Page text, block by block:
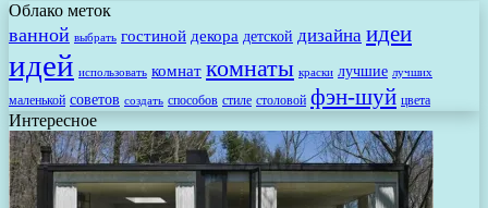
Облако меток
ванной выбрать гостиной декора детской дизайна идеи
идей использовать комнат комнаты краски лучшие лучших
маленькой советов создать способов стиле столовой фэн-шуй цвета
Интересное